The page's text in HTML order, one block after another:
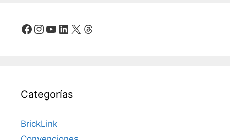
Facebook
Instagram
YouTube
LinkedIn
X Threads
Categorías
BrickLink